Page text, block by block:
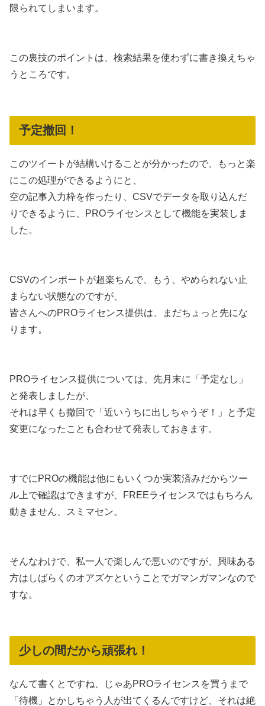
限られてしまいます。
この裏技のポイントは、検索結果を使わずに書き換えちゃ
うところです。
予定撤回！
このツイートが結構いけることが分かったので、もっと楽
にこの処理ができるようにと、
空の記事入力枠を作ったり、CSVでデータを取り込んだ
りできるように、PROライセンスとして機能を実装しま
した。
CSVのインポートが超楽ちんで、もう、やめられない止
まらない状態なのですが、
皆さんへのPROライセンス提供は、まだちょっと先にな
ります。
PROライセンス提供については、先月末に「予定なし」
と発表しましたが、
それは早くも撤回で「近いうちに出しちゃうぞ！」と予定
変更になったことも合わせて発表しておきます。
すでにPROの機能は他にもいくつか実装済みだからツー
ル上で確認はできますが、FREEライセンスではもちろん
動きません、スミマセン。
そんなわけで、私一人で楽しんで悪いのですが、興味ある
方はしばらくのオアズケということでガマンガマンなので
すな。
少しの間だから頑張れ！
なんて書くとですね、じゃあPROライセンスを買うまで
「待機」とかしちゃう人が出てくるんですけど、それは絶